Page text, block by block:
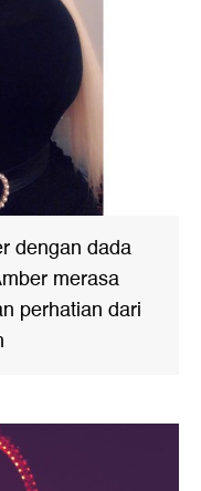
dengan dada
merasa
perhatian dari